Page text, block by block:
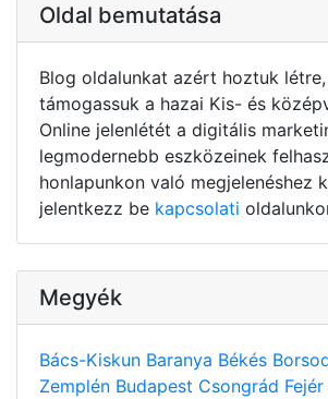
Oldal bemutatása
Blog oldalunkat azért hoztuk
támogassuk a hazai Kis- és
Online jelenlétét a digitális
legmodernebb eszközeinek
honlapunkon való megjelenéshez
jelentkezz be kapcsolati
Megyék
Bács-Kiskun Baranya Békés
Zemplén Budapest Csongrád Fejér